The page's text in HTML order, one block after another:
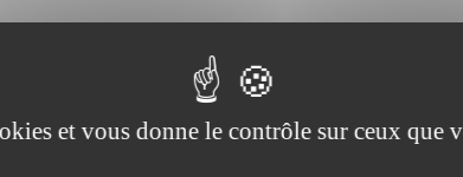
et vous donne le contrôle sur ceux que